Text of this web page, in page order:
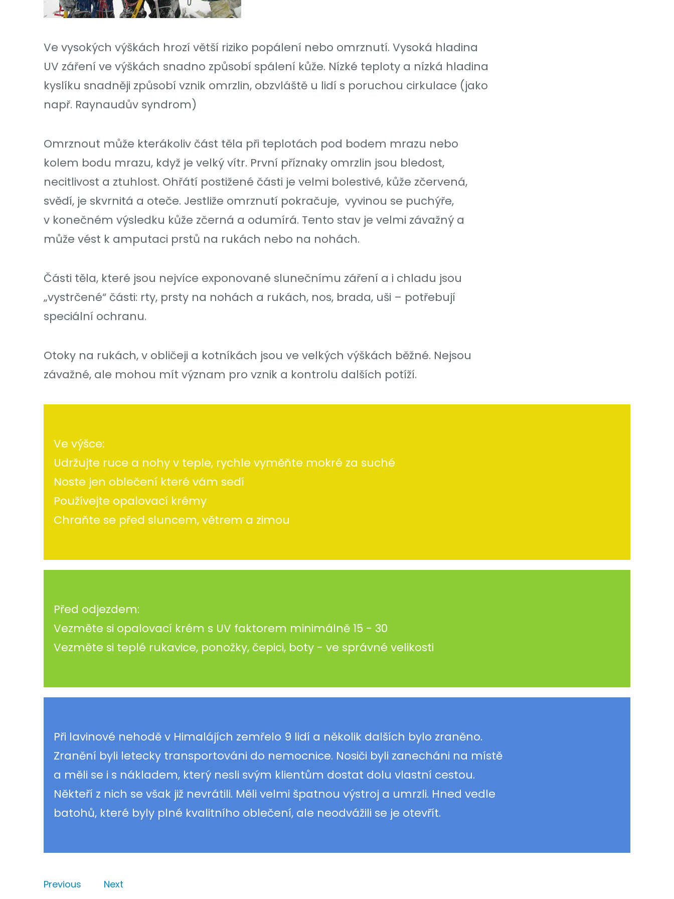
Ve vysokých výškách hrozí větší riziko popálení nebo omrznutí. Vysoká hladina
UV záření ve výškách snadno způsobí spálení kůže. Nízké teploty a nízká hladina
kyslíku snadněji způsobí vznik omrzlin, obzvláště u lidí s poruchou cirkulace (jako
např. Raynaudův syndrom)
Omrznout může kterákoliv část těla při teplotách pod bodem mrazu nebo
kolem bodu mrazu, když je velký vítr. První příznaky omrzlin jsou bledost,
necitlivost a ztuhlost. Ohřátí postižené části je velmi bolestivé, kůže zčervená,
svědí, je skvrnitá a oteče. Jestliže omrznutí pokračuje, vyvinou se puchýře,
v konečném výsledku kůže zčerná a odumírá. Tento stav je velmi závažný a
může vést k amputaci prstů na rukách nebo na nohách.
Části těla, které jsou nejvíce exponované slunečnímu záření a i chladu jsou
„vystrčené“ části: rty, prsty na nohách a rukách, nos, brada, uši – potřebují
speciální ochranu.
Otoky na rukách, v obličeji a kotníkách jsou ve velkých výškách běžné. Nejsou
závažné, ale mohou mít význam pro vznik a kontrolu dalších potíží.
Ve výšce:
Udržujte ruce a nohy v teple, rychle vyměňte mokré za suché
Noste jen oblečení které vám sedí
Používejte opalovací krémy
Chraňte se před sluncem, větrem a zimou
Před odjezdem:
Vezměte si opalovací krém s UV faktorem minimálně 15 - 30
Vezměte si teplé rukavice, ponožky, čepici, boty - ve správné velikosti
Při lavinové nehodě v Himalájích zemřelo 9 lidí a několik dalších bylo zraněno.
Zranění byli letecky transportováni do nemocnice. Nosiči byli zanecháni na místě
a měli se i s nákladem, který nesli svým klientům dostat dolu vlastní cestou.
Někteří z nich se však již nevrátili. Měli velmi špatnou výstroj a umrzli. Hned vedle
batohů, které byly plné kvalitního oblečení, ale neodvážili se je otevřít.
Previous Next